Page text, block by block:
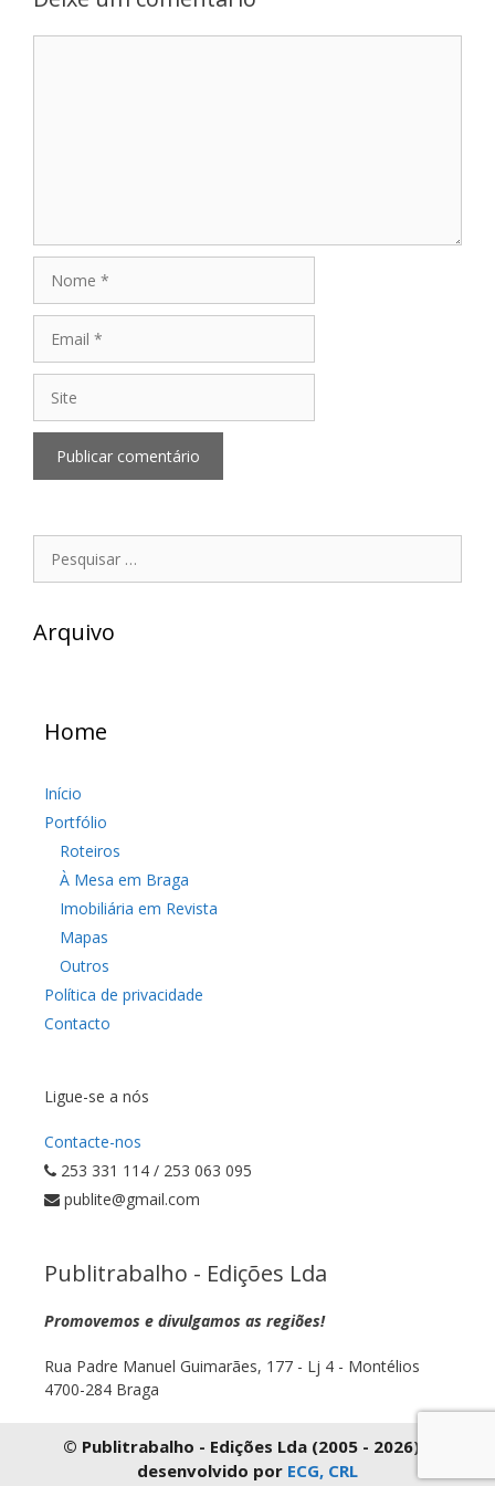
por:
Arquivo
Home
Início
Portfólio
Roteiros
À Mesa em Braga
Imobiliária em Revista
Mapas
Outros
Política de privacidade
Contacto
Ligue-se a nós
Contacte-nos
253 331 114 / 253 063 095
publite@gmail.com
Publitrabalho - Edições Lda
Promovemos e divulgamos as regiões!
Rua Padre Manuel Guimarães, 177 - Lj 4 - Montélios
4700-284 Braga
© Publitrabalho - Edições Lda (2005 - 2026) |
desenvolvido por ECG, CRL